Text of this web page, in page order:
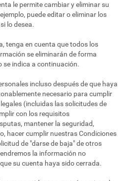
le permite cambiar y eliminar su
puede editar o eliminar los
lo desea.
tenga en cuenta que todos los
se eliminarán de forma
se indica a continuación.
incluso después de que haya
necesario para cumplir
(incluidas las solicitudes de
con los requisitos
mantener la seguridad,
hacer cumplir nuestras Condiciones
de "darse de baja" de otros
la información no
su cuenta haya sido cerrada.